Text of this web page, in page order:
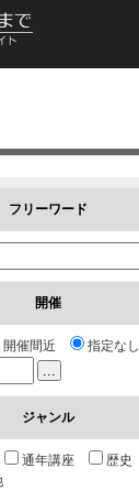
フリーワード
開催
開催間近
指定なし
...
ジャンル
通年講座 歴史